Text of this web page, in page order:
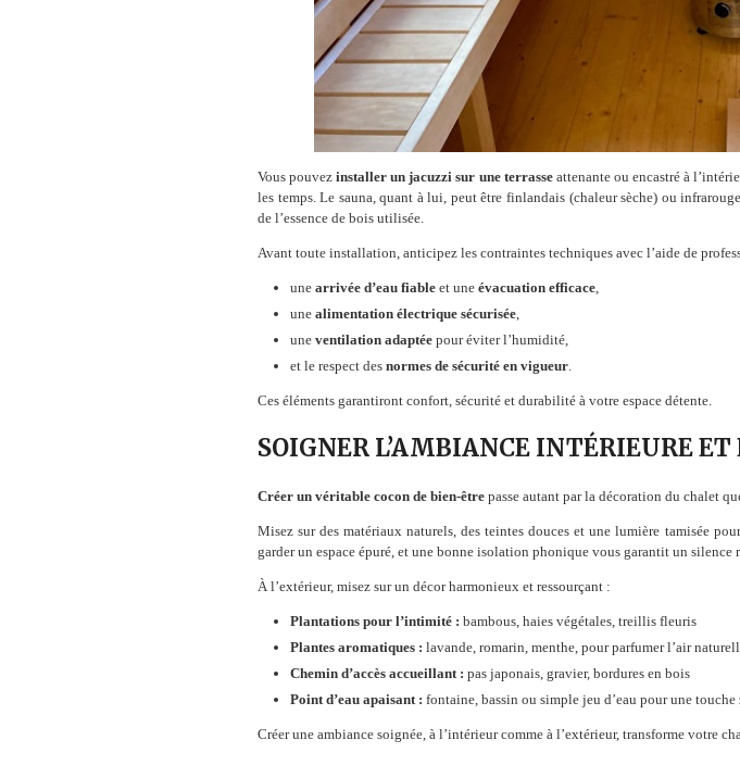
Vous pouvezinstaller un jacuzzi sur une terrasseattenante ou encastré à
les temps. Le sauna, quant à lui, peut être finlandais (chaleur sèche) ou
de l’essence de bois utilisée.
Avant toute installation, anticipez les contraintes techniques avec l’aide de
une arrivée d’eau fiable et une évacuation efficace
une alimentation électrique sécurisée
une ventilation adaptée pour éviter l’humidité,
et le respect des normes de sécurité en vigueur
Ces éléments garantiront confort, sécurité et durabilité à votre espace détente.
SOIGNER L’AMBIANCE INTÉRIEURE
Créer un véritable cocon de bien-être passe autant par la décoration du chalet
Misez sur des matériaux naturels, des teintes douces et une lumière tamisée
garder un espace épuré, et une bonne isolation phonique vous garantit un silence
À l’extérieur, misez sur un décor harmonieux et ressourçant :
Plantations pour l’intimité : bambous, haies végétales, treillis fleuris
Plantes aromatiques : lavande, romarin, menthe, pour parfumer l’air
Chemin d’accès accueillant : pas japonais, gravier, bordures en bois
Point d’eau apaisant : fontaine, bassin ou simple jeu d’eau pour une touche
Créer une ambiance soignée, à l’intérieur comme à l’extérieur, transforme votre